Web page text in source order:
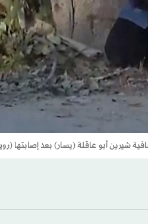
شيرين أبو عاقلة (يسار) بعد إصابتها